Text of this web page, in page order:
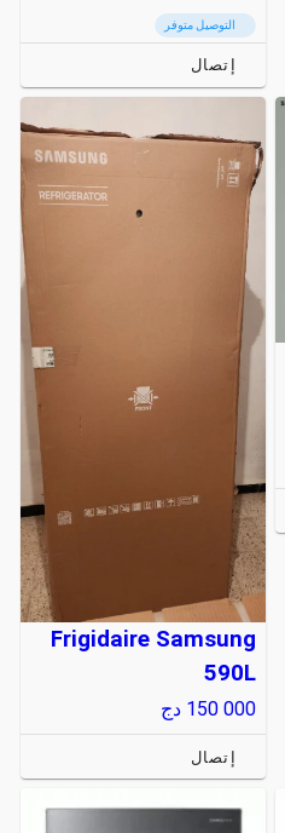
التوصيل متوفر
إتصال
Frigidaire Samsung
590L
150 000 دج
إتصال